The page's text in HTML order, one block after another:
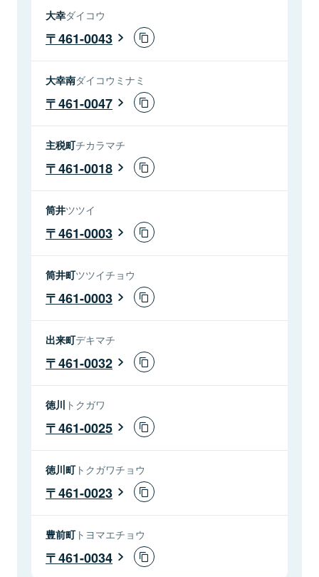
大幸ダイコウ
461-0043
大幸南ダイコウミナミ
461-0047
主税町チカラマチ
461-0018
筒井ツツイ
461-0003
筒井町ツツイチョウ
461-0003
出来町デキマチ
461-0032
徳川 トクガワ
461-0025
徳川町トクガワチョウ
461-0023
豊前町トヨマエチョウ
461-0034